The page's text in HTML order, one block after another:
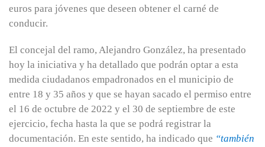
euros para jóvenes que deseen obtener el carné de
conducir.
El concejal del ramo, Alejandro González, ha presentado
hoy la iniciativa y ha detallado que podrán optar a esta
medida ciudadanos empadronados en el municipio de
entre 18 y 35 años y que se hayan sacado el permiso entre
el 16 de octubre de 2022 y el 30 de septiembre de este
ejercicio, fecha hasta la que se podrá registrar la
documentación. En este sentido, ha indicado que “también